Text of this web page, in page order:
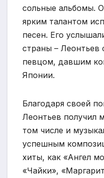
сольные альбомы.
ярким талантом
песен. Его
страны – Леонтьев
певцом, давшим
Японии.
Благодаря своей
Леонтьев получил
том числе и
успешным
хиты, как «Ангел
«Чайки»,